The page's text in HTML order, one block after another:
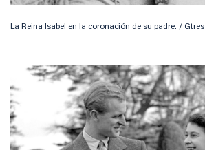
La Reina Isabel en la coronación de su padre. / Gtres